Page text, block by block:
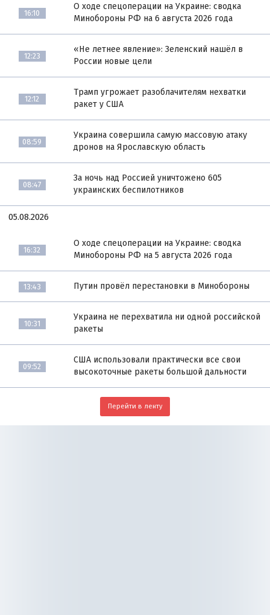
16:10
О ходе спецоперации на Украине: сводка
Минобороны РФ на 6 августа 2026 года
12:23
«Не летнее явление»: Зеленский нашёл в
России новые цели
12:12
Трамп угрожает разоблачителям нехватки
ракет у США
08:59
Украина совершила самую массовую атаку
дронов на Ярославскую область
08:47
За ночь над Россией уничтожено 605
украинских беспилотников
05.08.2026
16:32
О ходе спецоперации на Украине: сводка
Минобороны РФ на 5 августа 2026 года
13:43 Путин провёл перестановки в Минобороны
10:31
Украина не перехватила ни одной российской
ракеты
09:52
США использовали практически все свои
высокоточные ракеты большой дальности
Перейти в ленту